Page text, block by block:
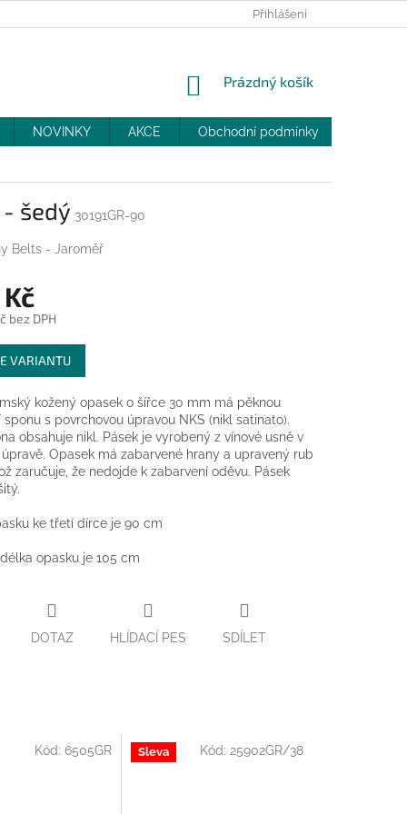
MOJE OBJEDNÁVKA
Přihlášení
NÁKUPNÍ
Prázdný košík
NOVINKY AKCE Obchodní podmínky
šedý 30191GR-90
Belts - Jaroměř
bez DPH
VARIANTU
kožený opasek o šířce 30 mm má pěknou
s povrchovou úpravou NKS (nikl satinato).
obsahuje nikl. Pásek je vyrobený z vínové usně v
Opasek má zabarvené hrany a upravený rub
zaručuje, že nedojde k zabarvení oděvu. Pásek
ke třetí dírce je 90 cm
opasku je 105 cm
DOTAZ HLÍDACÍ PES SDÍLET
Kód:6505GR Sleva Kód: 25902GR/38